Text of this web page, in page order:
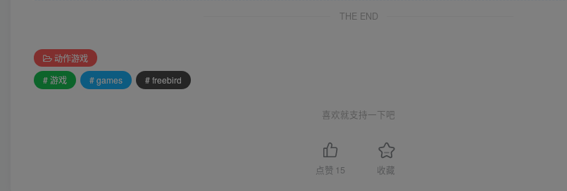
THE END
动作游戏
# 游戏
# games # freebird
喜欢就支持一下吧
点赞 15 收藏